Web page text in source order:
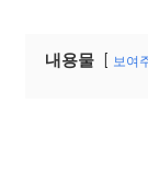
내용물 보여